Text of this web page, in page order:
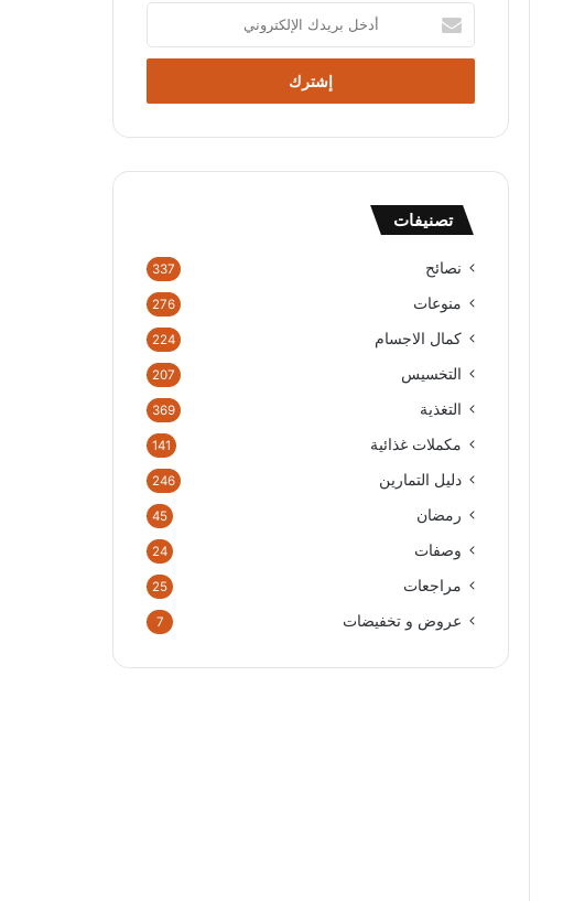
بريدك
الإلكتروني
تصنيفات
نصائح 337
منوعات 276
كمال الاجسام 224
التخسيس 207
التغذية 369
مكملات غذائية 141
دليل التمارين 246
رمضان 45
وصفات 24
مراجعات 25
عروض و تخفيضات 7